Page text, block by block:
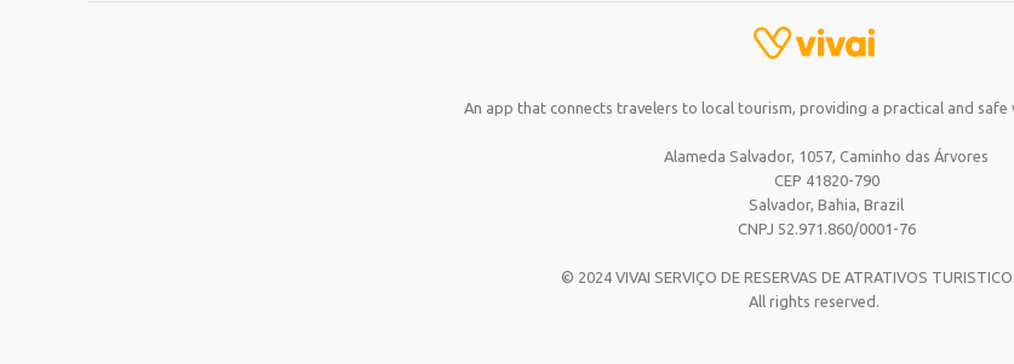
An app that connects travelers to local tourism, providing a practical and safe
Alameda Salvador, 1057, Caminho das Árvores
CEP 41820-790
Salvador, Bahia, Brazil
CNPJ 52.971.860/0001-76
© 2024 VIVAI SERVIÇO DE RESERVAS DE ATRATIVOS
All rights reserved.